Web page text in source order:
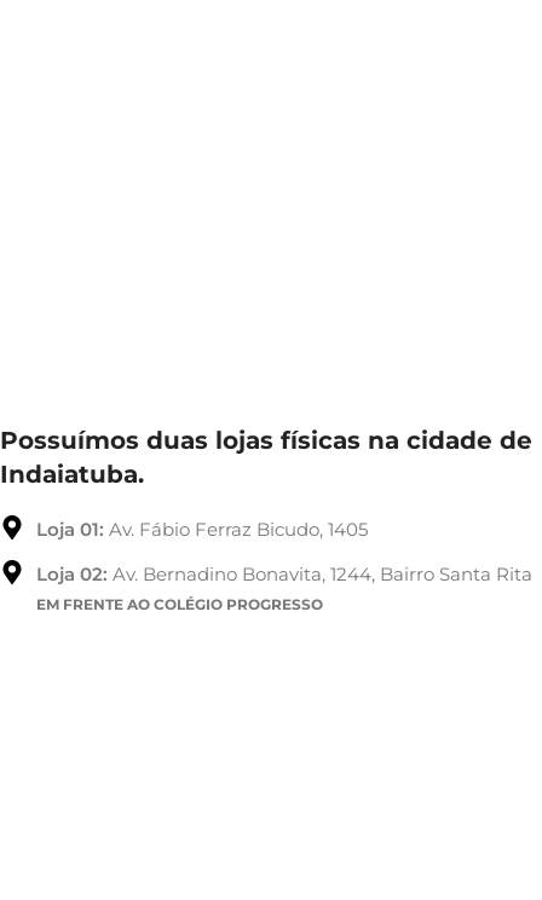
Possuímos duas lojas físicas na cidade de
Indaiatuba.
Loja 01: Av. Fábio Ferraz Bicudo, 1405
Loja 02: Av. Bernadino Bonavita, 1244, Bairro Santa Rita
EM FRENTE AO COLÉGIO PROGRESSO